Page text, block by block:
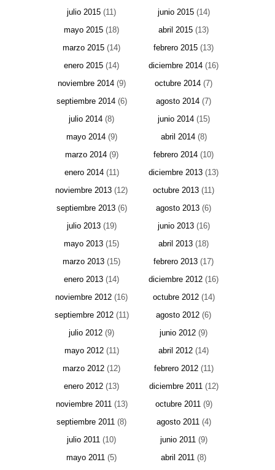
julio 2015 (11) junio 2015(14)
mayo 2015 (18) abril 2015 (13)
marzo 2015 (14) febrero 2015 (13)
enero 2015 (14) diciembre 2014 (16)
noviembre 2014(9) octubre 2014 (7)
septiembre 2014(6) agosto 2014 (7)
julio 2014 (8) junio 2014(15)
mayo 2014(9) abril 2014(8)
marzo 2014(9) febrero 2014 (10)
enero 2014(11) diciembre 2013 (13)
noviembre 2013 (12) octubre 2013 (11)
septiembre 2013(6) agosto 2013 (6)
julio 2013(19) junio 2013(16)
mayo 2013 (15) abril 2013 (18)
marzo 2013 (15) febrero 2013 (17)
enero 2013 (14) diciembre 2012 (16)
noviembre 2012 (16) octubre 2012(14)
septiembre 2012(11) agosto 2012 (6)
julio 2012 (9) junio 2012 (9)
mayo 2012(11) abril 2012 (14)
marzo 2012 (12) febrero 2012(11)
enero 2012 (13) diciembre 2011(12)
noviembre 2011(13) octubre 2011(9)
septiembre 2011 (8) agosto 2011(4)
julio 2011 (10) junio 2011(9)
mayo 2011 (5) abril 2011 (8)